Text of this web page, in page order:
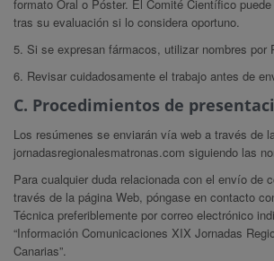
formato Oral o Póster. El Comité Científico
tras su evaluación si lo considera oportuno.
5. Si se expresan fármacos, utilizar nombres por
6. Revisar cuidadosamente el trabajo antes de
C. Procedimientos de
Los resúmenes se enviarán vía web a través de
jornadasregionalesmatronas.com siguiendo las
Para cualquier duda relacionada con el envío de
través de la página Web, póngase en contacto
Técnica preferiblemente por correo electrónico
“Información Comunicaciones XIX Jornadas
Canarias”.